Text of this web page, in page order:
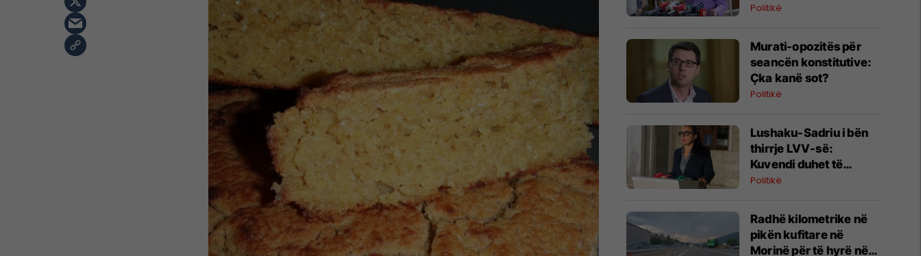
kemi nënshkrimet
Politikë
​Murati-opozitës për
seancën konstitutive:
Çka kanë sot?
Politikë
Lushaku-Sadriu i bën
thirrje LVV-së:
Kuvendi duhet të
konstituohet sonte
Politikë
​Radhë kilometrike në
pikën kufitare në
Morinë për të hyrë në